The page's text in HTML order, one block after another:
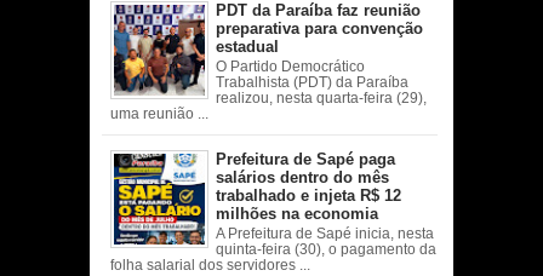
PDT da Paraíba faz reunião
preparativa para convenção
estadual
O Partido Democrático
Trabalhista (PDT) da Paraíba
realizou, nesta quarta-feira (29),
uma reunião ...
Prefeitura de Sapé paga
salários dentro do mês
trabalhado e injeta R$ 12
milhões na economia
A Prefeitura de Sapé inicia, nesta
quinta-feira (30), o pagamento da
folha salarial dos servidores ...